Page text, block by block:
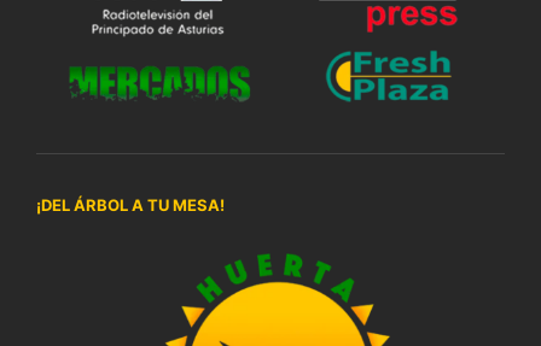
¡DEL ÁRBOL A TU MESA!